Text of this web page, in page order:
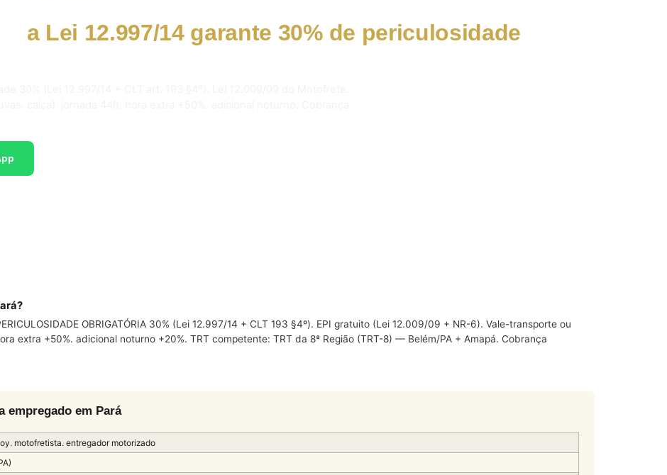
a Lei 12.997/14 garante 30% de periculosidade
OBRIGATÓRIA 30% (Lei 12.997/14 + CLT 193 §4º). EPI gratuito (Lei 12.009/09 + NR-6). Vale-transporte ou
extra +50%. adicional noturno +20%. TRT competente: TRT da 8ª Região (TRT-8) — Belém/PA + Amapá. Cobrança
empregado em Pará
motofretista. entregador motorizado